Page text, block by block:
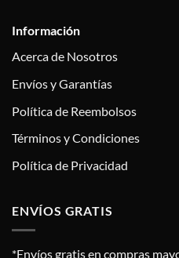
Información
Acerca de Nosotros
Envíos y Garantías
Política de Reembolsos
Términos y Condiciones
Política de Privacidad
ENVÍOS GRATIS
*Envíos gratis en compras